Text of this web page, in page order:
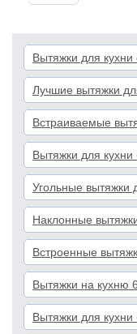
Вытяжки для
Лучшие вытяжки
Встраиваемые
Вытяжки для кухни
Угольные вытяжки
Наклонные
Встроенные
Вытяжки на кухню
Вытяжки для кухни